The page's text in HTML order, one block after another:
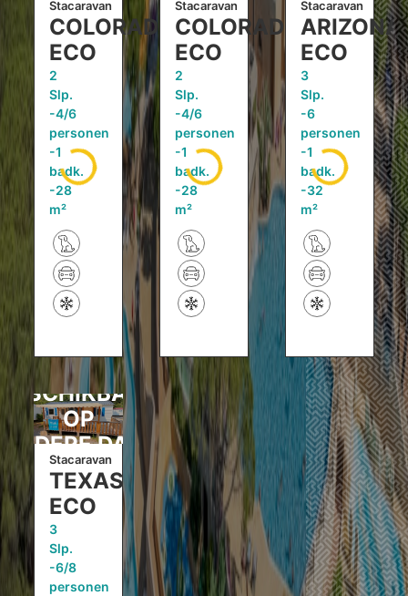
Stacaravan
COLORADO
ECO
2
Slp.
4/6
personen
1
badk.
28
m²
Stacaravan
COLORADO
ECO
2
Slp.
4/6
personen
1
badk.
28
m²
Stacaravan
ARIZONA.
ECO
3
Slp.
6
personen
1
badk.
32
m²
OP
ANDERE DATA
Stacaravan
TEXAS
ECO
3
Slp.
6/8
personen